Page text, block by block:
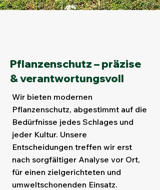
Pflanzenschutz – präzise
& verantwortungsvoll
Wir bieten modernen
Pflanzenschutz, abgestimmt auf die
Bedürfnisse jedes Schlages und
jeder Kultur. Unsere
Entscheidungen treffen wir erst
nach sorgfältiger Analyse vor Ort,
für einen zielgerichteten und
umweltschonenden Einsatz.